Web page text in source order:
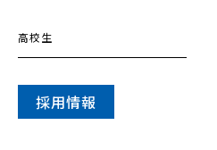
高校生
採用情報